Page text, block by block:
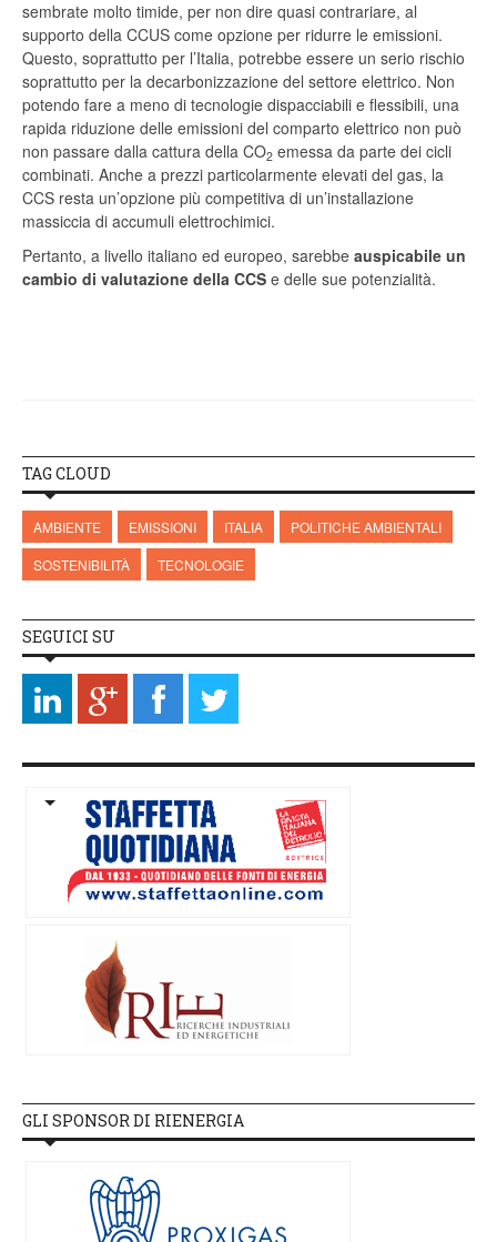
sembrate molto timide, per non dire quasi contrariare, al
supporto della CCUS come opzione per ridurre le emissioni.
Questo, soprattutto per l’Italia, potrebbe essere un serio rischio
soprattutto per la decarbonizzazione del settore elettrico. Non
potendo fare a meno di tecnologie dispacciabili e flessibili, una
rapida riduzione delle emissioni del comparto elettrico non può
non passare dalla cattura della CO2 emessa da parte dei cicli
combinati. Anche a prezzi particolarmente elevati del gas, la
CCS resta un’opzione più competitiva di un’installazione
massiccia di accumuli elettrochimici.
Pertanto, a livello italiano ed europeo, sarebbe auspicabile un
cambio di valutazione della CCS e delle sue potenzialità.
TAG CLOUD
AMBIENTE EMISSIONI ITALIA
POLITICHE AMBIENTALI
SOSTENIBILITÀ
TECNOLOGIE
SEGUICI SU
GLI SPONSOR DI RIENERGIA